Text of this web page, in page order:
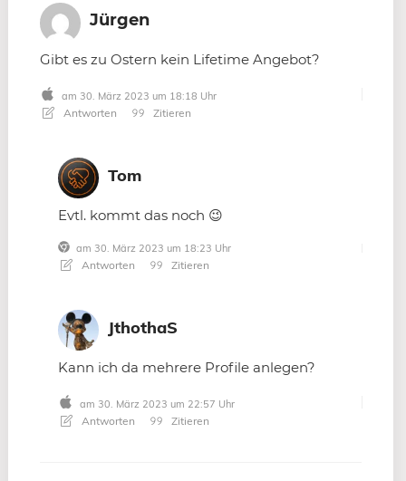
Jürgen
Gibt es zu Ostern kein Lifetime Angebot?
am 30. März 2023 um 18:18 Uhr
Antworten Zitieren
Tom
Evtl. kommt das noch 😉
am 30. März 2023 um 18:23 Uhr
Antworten Zitieren
JthothaS
Kann ich da mehrere Profile anlegen?
am 30. März 2023 um 22:57 Uhr
Antworten Zitieren